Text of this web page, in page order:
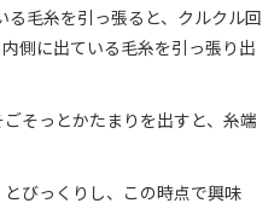
る毛糸を引っ張ると、クルクル回
側に出ている毛糸を引っ張り出
そっとかたまりを出すと、糸端
とびっくりし、この時点で興味